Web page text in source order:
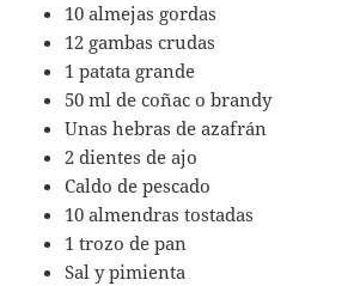
10 almejas gordas
12 gambas crudas
1 patata grande
50 ml de coñac o brandy
Unas hebras de azafrán
2 dientes de ajo
Caldo de pescado
10 almendras tostadas
1 trozo de pan
Sal y pimienta